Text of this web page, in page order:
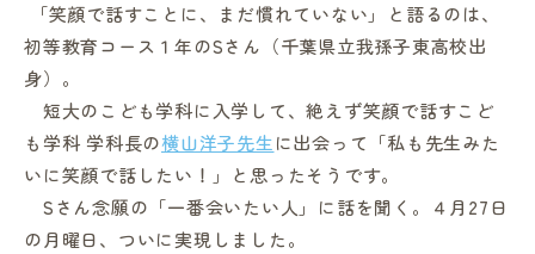
「笑顔で話すことに、まだ慣れていない」と語るのは、
初等教育コース１年のSさん（千葉県立我孫子東高校出
身）。
短大のこども学科に入学して、絶えず笑顔で話すこど
も学科 学科長の横山洋子先生に出会って「私も先生みた
いに笑顔で話したい！」と思ったそうです。
Sさん念願の「一番会いたい人」に話を聞く。４月27日
の月曜日、ついに実現しました。